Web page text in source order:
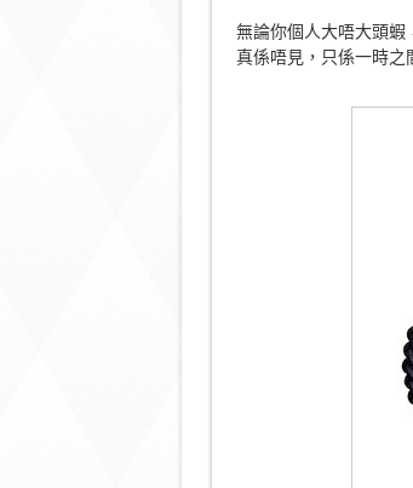
無論你個人大唔大頭蝦
真係唔見，只係一時之